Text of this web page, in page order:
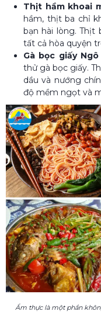
Thịt hầm khoai
hầm, thịt ba chỉ
bạn hài lòng. Thịt
tất cả hòa quyện
Gà bọc giấy Ngô
thử gà bọc giấy.
dầu và nướng
độ mềm ngọt và
Ẩm thực là một phần